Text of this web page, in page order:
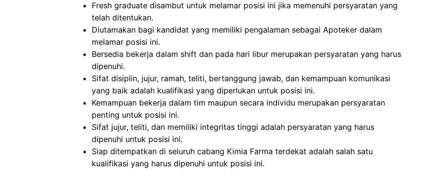
Fresh graduate disambut untuk melamar posisi ini jika memenuhi persyaratan yang
telah ditentukan.
Diutamakan bagi kandidat yang memiliki pengalaman sebagai Apoteker dalam
melamar posisi ini.
Bersedia bekerja dalam shift dan pada hari libur merupakan persyaratan yang harus
dipenuhi.
Sifat disiplin, jujur, ramah, teliti, bertanggung jawab, dan kemampuan komunikasi
yang baik adalah kualifikasi yang diperlukan untuk posisi ini.
Kemampuan bekerja dalam tim maupun secara individu merupakan persyaratan
penting untuk posisi ini.
Sifat jujur, teliti, dan memiliki integritas tinggi adalah persyaratan yang harus
dipenuhi untuk posisi ini.
Siap ditempatkan di seluruh cabang Kimia Farma terdekat adalah salah satu
kualifikasi yang harus dipenuhi untuk posisi ini.